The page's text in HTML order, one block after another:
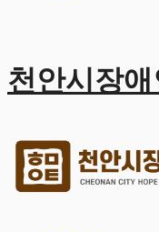
천안시장